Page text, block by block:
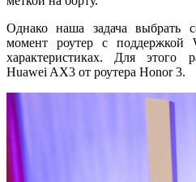
Однако наша задача
момент роутер с
характеристиках. Для этого
Huawei AX3 от роутера Honor 3.